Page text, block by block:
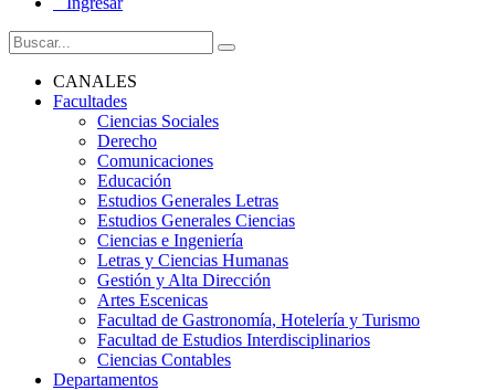
CANALES
Facultades
Ciencias Sociales
Derecho
Comunicaciones
Educación
Estudios Generales Letras
Estudios Generales Ciencias
Ciencias e Ingeniería
Letras y Ciencias Humanas
Gestión y Alta Dirección
Artes Escenicas
Facultad de Gastronomía, Hotelería y Turismo
Facultad de Estudios Interdisciplinarios
Ciencias Contables
Departamentos